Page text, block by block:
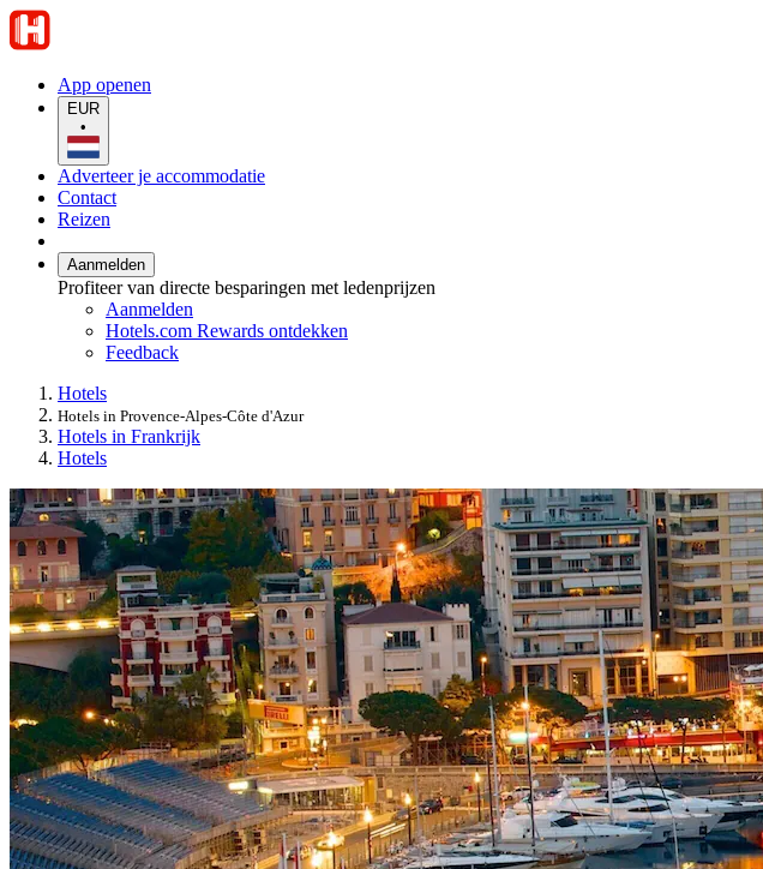
App openen
EUR
•
Adverteer je accommodatie
Contact
Reizen
Aanmelden
Profiteer van directe besparingen met ledenprijzen
Aanmelden
Hotels.com Rewards ontdekken
Feedback
Hotels
Hotels in Provence-Alpes-Côte d'Azur
Hotels in Frankrijk
Hotels